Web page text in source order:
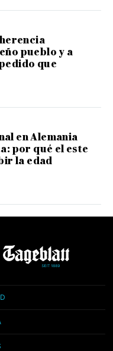
pueblo y a
que
en Alemania
por qué el este
la edad